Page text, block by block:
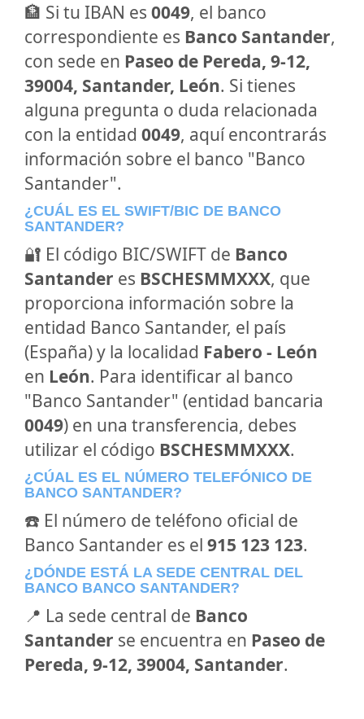
🏦 Si tu IBAN es 0049, el banco
correspondiente es Banco Santander,
con sede en Paseo de Pereda, 9-12,
39004, Santander, León. Si tienes
alguna pregunta o duda relacionada
con la entidad 0049, aquí encontrarás
información sobre el banco "Banco
Santander".
¿CUÁL ES EL SWIFT/BIC DE BANCO
SANTANDER?
🔐 El código BIC/SWIFT de Banco
Santander es BSCHESMMXXX, que
proporciona información sobre la
entidad Banco Santander, el país
(España) y la localidad Fabero - León
en León. Para identificar al banco
"Banco Santander" (entidad bancaria
0049) en una transferencia, debes
utilizar el código BSCHESMMXXX.
¿CÚAL ES EL NÚMERO TELEFÓNICO DE
BANCO SANTANDER?
☎️ El número de teléfono oficial de
Banco Santander es el 915 123 123.
¿DÓNDE ESTÁ LA SEDE CENTRAL DEL
BANCO BANCO SANTANDER?
📍 La sede central de Banco
Santander se encuentra en Paseo de
Pereda, 9-12, 39004, Santander.